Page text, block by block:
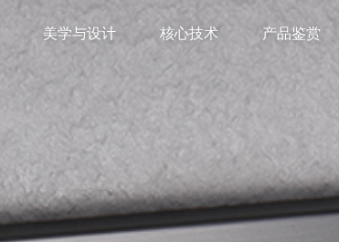
美学与设计 核心技术 产品鉴赏